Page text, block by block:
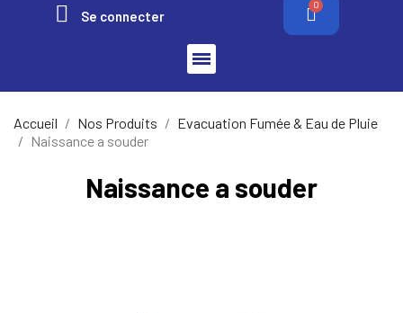
Se connecter
Accueil Nos Produits
Evacuation Fumée & Eau de Pluie
Naissance a souder
Naissance a souder